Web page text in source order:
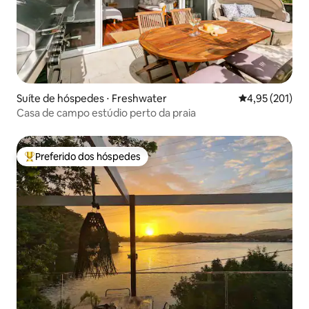
Suíte de hóspedes ⋅ Freshwater 4,95 de uma
4,95 (201)
Casa de campo estúdio perto da praia
Entre os melhores preferidos dos hóspedes
Preferido dos hóspedes